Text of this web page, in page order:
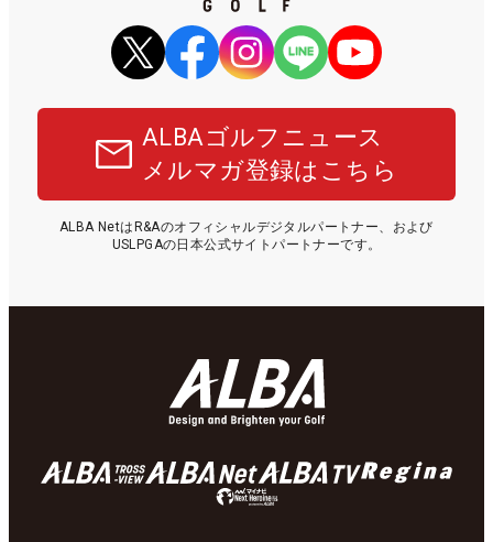
ALBAゴルフニュース
メルマガ登録はこちら
ALBA NetはR&Aのオフィシャルデジタルパートナー、および
USLPGAの日本公式サイトパートナーです。